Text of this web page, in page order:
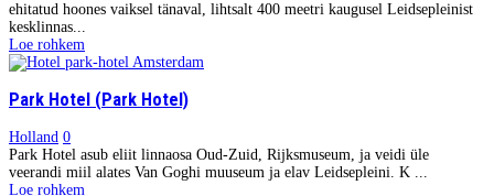
ehitatud hoones vaiksel tänaval, lihtsalt 400 meetri kaugusel Leidsepleinist
kesklinnas...
Loe rohkem
Park Hotel (Park Hotel)
Holland 0
Park Hotel asub eliit linnaosa Oud-Zuid, Rijksmuseum, ja veidi üle
veerandi miil alates Van Goghi muuseum ja elav Leidsepleini. K ...
Loe rohkem